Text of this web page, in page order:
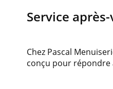
Service
Chez Pascal
conçu pour répondre